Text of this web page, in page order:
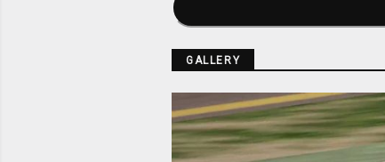
GALLERY